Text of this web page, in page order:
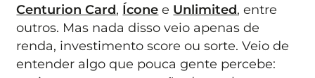
Centurion Card, Ícone e Unlimited, entre
outros. Mas nada disso veio apenas de
renda, investimento score ou sorte. Veio de
entender algo que pouca gente percebe: